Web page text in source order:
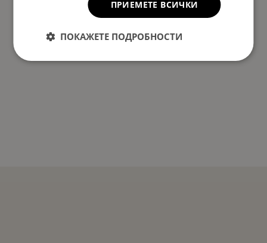
ПРИЕМЕТЕ ВСИЧКИ
ПОКАЖЕТЕ ПОДРОБНОСТИ